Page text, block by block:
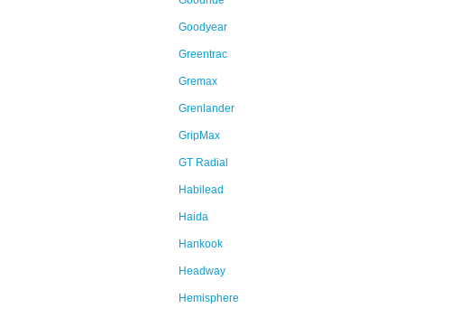
Goodyear
Greentrac
Gremax
Grenlander
GripMax
GT Radial
Habilead
Haida
Hankook
Headway
Hemisphere